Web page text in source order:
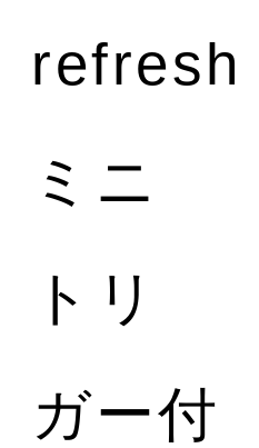
ミニ
トリ
ガー付